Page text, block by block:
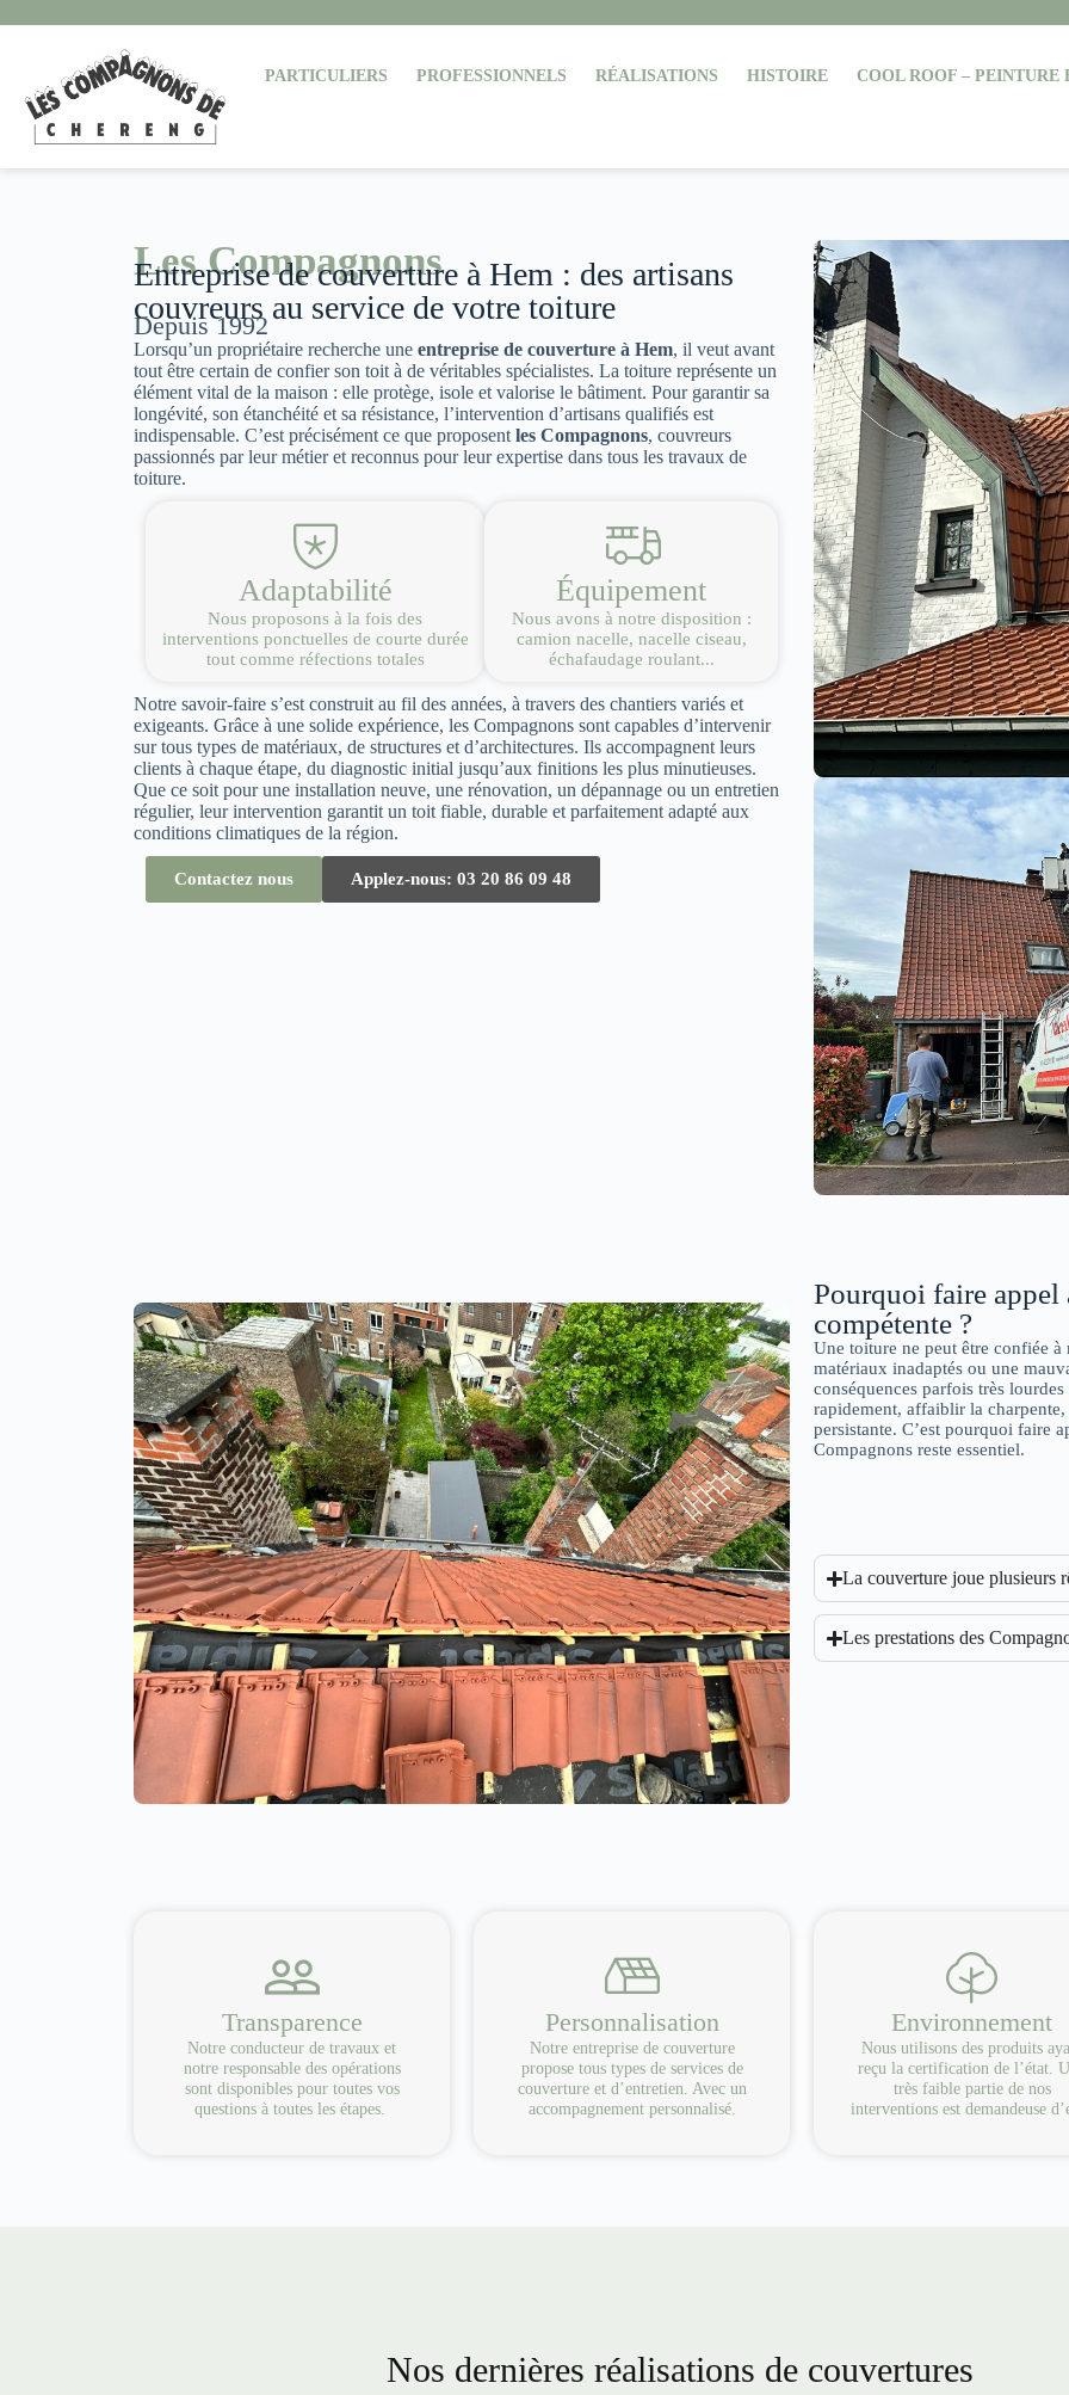
PARTICULIERS PROFESSIONNELS RÉALISATIONS HISTOIRE COOL ROOF – PEINTURE
Les Compagnons
Entreprise de couverture à Hem : des artisans
couvreurs au service de votre toiture
Depuis 1992
Lorsqu’un propriétaire recherche une entreprise de couverture à Hem, il veut avant
tout être certain de confier son toit à de véritables spécialistes. La toiture représente un
élément vital de la maison : elle protège, isole et valorise le bâtiment. Pour garantir sa
longévité, son étanchéité et sa résistance, l’intervention d’artisans qualifiés est
indispensable. C’est précisément ce que proposent les Compagnons, couvreurs
passionnés par leur métier et reconnus pour leur expertise dans tous les travaux de
toiture.
Adaptabilité
Nous proposons à la fois des
interventions ponctuelles de courte durée
tout comme réfections totales
Équipement
Nous avons à notre disposition :
camion nacelle, nacelle ciseau,
échafaudage roulant...
Notre savoir-faire s’est construit au fil des années, à travers des chantiers variés et
exigeants. Grâce à une solide expérience, les Compagnons sont capables d’intervenir
sur tous types de matériaux, de structures et d’architectures. Ils accompagnent leurs
clients à chaque étape, du diagnostic initial jusqu’aux finitions les plus minutieuses.
Que ce soit pour une installation neuve, une rénovation, un dépannage ou un entretien
régulier, leur intervention garantit un toit fiable, durable et parfaitement adapté aux
conditions climatiques de la région.
Contactez nous Applez-nous: 03 20 86 09 48
Pourquoi faire appel
compétente ?
Une toiture ne peut être confiée à
matériaux inadaptés ou une
conséquences parfois très
rapidement, affaiblir la
persistante. C’est pourquoi faire
Compagnons reste essentiel.
La couverture joue plusieurs
Les prestations des
Transparence
Notre conducteur de travaux et
notre responsable des opérations
sont disponibles pour toutes vos
questions à toutes les étapes.
Personnalisation
Notre entreprise de couverture
propose tous types de services de
couverture et d’entretien. Avec un
accompagnement personnalisé.
Environnement
Nous utilisons des produits
reçu la certification de l’état.
très faible partie de nos
interventions est demandeuse
Nos dernières réalisations de couvertures